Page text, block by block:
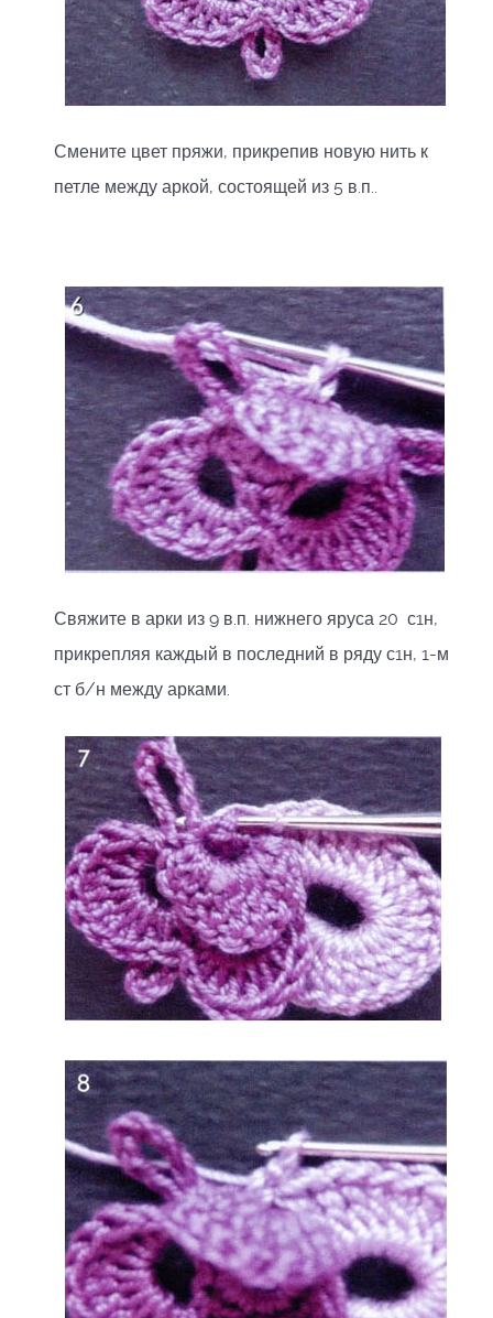
Смените цвет пряжи, прикрепив новую нить к
петле между аркой, состоящей из 5 в.п..
Свяжите в арки из 9 в.п. нижнего яруса 20 с1н,
прикрепляя каждый в последний в ряду с1н, 1-м
ст б/н между арками.